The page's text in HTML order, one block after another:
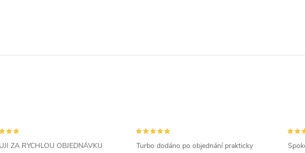
ZA RYCHLOU OBJEDNÁVKU
Turbo dodáno po objednání prakticky